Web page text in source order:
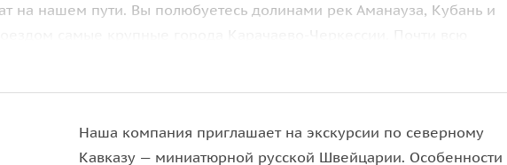
на нашем пути. Вы полюбуетесь долинами рек Аманауза, Кубань и
о местах, которые мы проезжаем, экскурсовод знает множество
как воздвигали
мимо мемориала, защитникам перевалов Кавказа в годы
Наша компания приглашает на экскурсии по северному
Кавказу — миниатюрной русской Швейцарии. Особенности